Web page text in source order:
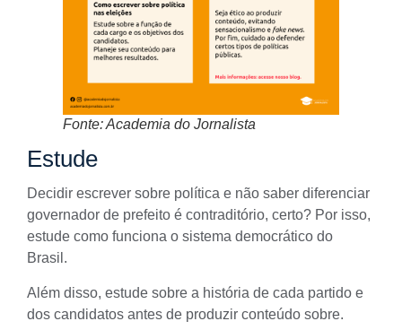
Fonte: Academia do Jornalista
Estude
Decidir escrever sobre política e não saber diferenciar
governador de prefeito é contraditório, certo? Por isso,
estude como funciona o sistema democrático do
Brasil.
Além disso, estude sobre a história de cada partido e
dos candidatos antes de produzir conteúdo sobre.